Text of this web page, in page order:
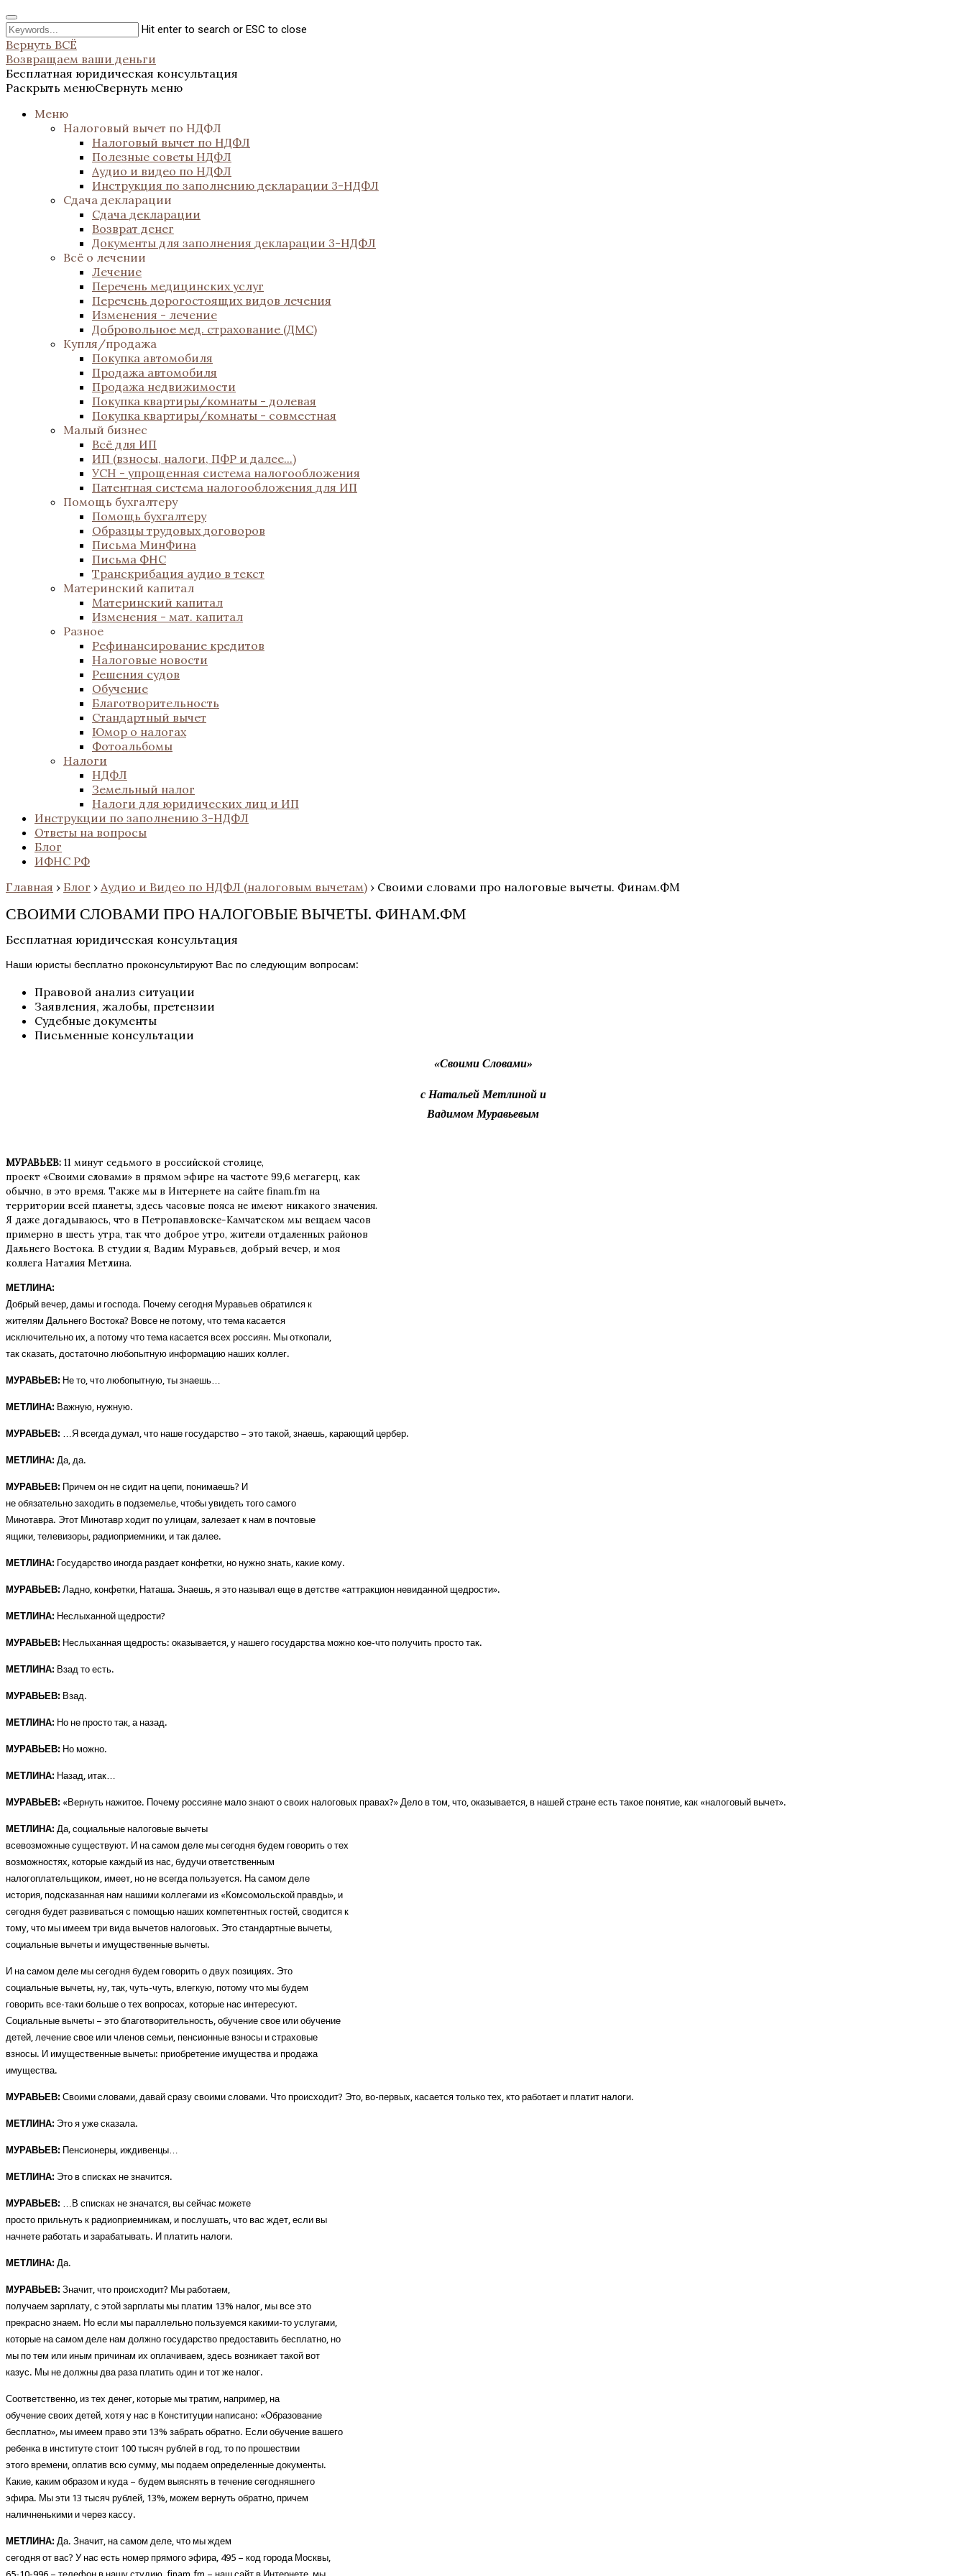
Hit enter to search or ESC to close
Вернуть ВСЁ
Возвращаем ваши деньги
Бесплатная юридическая консультация
Раскрыть менюСвернуть меню
Меню
Налоговый вычет по НДФЛ
Налоговый вычет по НДФЛ
Полезные советы НДФЛ
Аудио и видео по НДФЛ
Инструкция по заполнению декларации 3-НДФЛ
Сдача декларации
Сдача декларации
Возврат денег
Документы для заполнения декларации 3-НДФЛ
Всё о лечении
Лечение
Перечень медицинских услуг
Перечень дорогостоящих видов лечения
Изменения - лечение
Добровольное мед. страхование (ДМС)
Купля/продажа
Покупка автомобиля
Продажа автомобиля
Продажа недвижимости
Покупка квартиры/комнаты - долевая
Покупка квартиры/комнаты - совместная
Малый бизнес
Всё для ИП
ИП (взносы, налоги, ПФР и далее...)
УСН - упрощенная система налогообложения
Патентная система налогообложения для ИП
Помощь бухгалтеру
Помощь бухгалтеру
Образцы трудовых договоров
Письма МинФина
Письма ФНС
Транскрибация аудио в текст
Материнский капитал
Материнский капитал
Изменения - мат. капитал
Разное
Рефинансирование кредитов
Налоговые новости
Решения судов
Обучение
Благотворительность
Стандартный вычет
Юмор о налогах
Фотоальбомы
Налоги
НДФЛ
Земельный налог
Налоги для юридических лиц и ИП
Инструкции по заполнению 3-НДФЛ
Ответы на вопросы
Блог
ИФНС РФ
Главная › Блог › Аудио и Видео по НДФЛ (налоговым вычетам) › Своими словами про налоговые вычеты. Финам.ФМ
СВОИМИ СЛОВАМИ ПРО НАЛОГОВЫЕ ВЫЧЕТЫ. ФИНАМ.ФМ
Бесплатная юридическая консультация
Наши юристы бесплатно проконсультируют Вас по следующим вопросам:
Правовой анализ ситуации
Заявления, жалобы, претензии
Судебные документы
Письменные консультации
«Своими Словами»
с Натальей Метлиной и
Вадимом Муравьевым
МУРАВЬЕВ: 11 минут седьмого в российской столице,
проект «Своими словами» в прямом эфире на частоте 99,6 мегагерц, как
обычно, в это время. Также мы в Интернете на сайте finam.fm на
территории всей планеты, здесь часовые пояса не имеют никакого значения.
Я даже догадываюсь, что в Петропавловске-Камчатском мы вещаем часов
примерно в шесть утра, так что доброе утро, жители отдаленных районов
Дальнего Востока. В студии я, Вадим Муравьев, добрый вечер, и моя
коллега Наталия Метлина.
МЕТЛИНА:
Добрый вечер, дамы и господа. Почему сегодня Муравьев обратился к
жителям Дальнего Востока? Вовсе не потому, что тема касается
исключительно их, а потому что тема касается всех россиян. Мы откопали,
так сказать, достаточно любопытную информацию наших коллег.
МУРАВЬЕВ: Не то, что любопытную, ты знаешь…
МЕТЛИНА: Важную, нужную.
МУРАВЬЕВ: …Я всегда думал, что наше государство – это такой, знаешь, карающий цербер.
МЕТЛИНА: Да, да.
МУРАВЬЕВ: Причем он не сидит на цепи, понимаешь? И
не обязательно заходить в подземелье, чтобы увидеть того самого
Минотавра. Этот Минотавр ходит по улицам, залезает к нам в почтовые
ящики, телевизоры, радиоприемники, и так далее.
МЕТЛИНА: Государство иногда раздает конфетки, но нужно знать, какие кому.
МУРАВЬЕВ: Ладно, конфетки, Наташа. Знаешь, я это называл еще в детстве «аттракцион невиданной щедрости».
МЕТЛИНА: Неслыханной щедрости?
МУРАВЬЕВ: Неслыханная щедрость: оказывается, у нашего государства можно кое-что получить просто так.
МЕТЛИНА: Взад то есть.
МУРАВЬЕВ: Взад.
МЕТЛИНА: Но не просто так, а назад.
МУРАВЬЕВ: Но можно.
МЕТЛИНА: Назад, итак…
МУРАВЬЕВ: «Вернуть нажитое. Почему россияне мало знают о своих налоговых правах?» Дело в том, что, оказывается, в нашей стране есть такое понятие, как «налоговый вычет».
МЕТЛИНА: Да, социальные налоговые вычеты
всевозможные существуют. И на самом деле мы сегодня будем говорить о тех
возможностях, которые каждый из нас, будучи ответственным
налогоплательщиком, имеет, но не всегда пользуется. На самом деле
история, подсказанная нам нашими коллегами из «Комсомольской правды», и
сегодня будет развиваться с помощью наших компетентных гостей, сводится к
тому, что мы имеем три вида вычетов налоговых. Это стандартные вычеты,
социальные вычеты и имущественные вычеты.
И на самом деле мы сегодня будем говорить о двух позициях. Это
социальные вычеты, ну, так, чуть-чуть, влегкую, потому что мы будем
говорить все-таки больше о тех вопросах, которые нас интересуют.
Социальные вычеты – это благотворительность, обучение свое или обучение
детей, лечение свое или членов семьи, пенсионные взносы и страховые
взносы. И имущественные вычеты: приобретение имущества и продажа
имущества.
МУРАВЬЕВ: Своими словами, давай сразу своими словами. Что происходит? Это, во-первых, касается только тех, кто работает и платит налоги.
МЕТЛИНА: Это я уже сказала.
МУРАВЬЕВ: Пенсионеры, иждивенцы…
МЕТЛИНА: Это в списках не значится.
МУРАВЬЕВ: …В списках не значатся, вы сейчас можете
просто прильнуть к радиоприемникам, и послушать, что вас ждет, если вы
начнете работать и зарабатывать. И платить налоги.
МЕТЛИНА: Да.
МУРАВЬЕВ: Значит, что происходит? Мы работаем,
получаем зарплату, с этой зарплаты мы платим 13% налог, мы все это
прекрасно знаем. Но если мы параллельно пользуемся какими-то услугами,
которые на самом деле нам должно государство предоставить бесплатно, но
мы по тем или иным причинам их оплачиваем, здесь возникает такой вот
казус. Мы не должны два раза платить один и тот же налог.
Соответственно, из тех денег, которые мы тратим, например, на
обучение своих детей, хотя у нас в Конституции написано: «Образование
бесплатно», мы имеем право эти 13% забрать обратно. Если обучение вашего
ребенка в институте стоит 100 тысяч рублей в год, то по прошествии
этого времени, оплатив всю сумму, мы подаем определенные документы.
Какие, каким образом и куда – будем выяснять в течение сегодняшнего
эфира. Мы эти 13 тысяч рублей, 13%, можем вернуть обратно, причем
наличненькими и через кассу.
МЕТЛИНА: Да. Значит, на самом деле, что мы ждем
сегодня от вас? У нас есть номер прямого эфира, 495 – код города Москвы,